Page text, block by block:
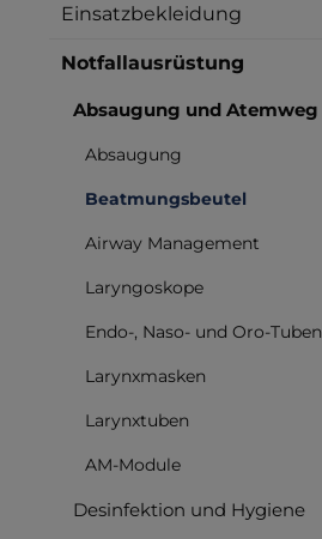
Einsatzbekleidung
Notfallausrüstung
Absaugung und Atemweg
Absaugung
Beatmungsbeutel
Airway Management
Laryngoskope
Endo-, Naso- und Oro-Tuben
Larynxmasken
Larynxtuben
AM-Module
Desinfektion und Hygiene